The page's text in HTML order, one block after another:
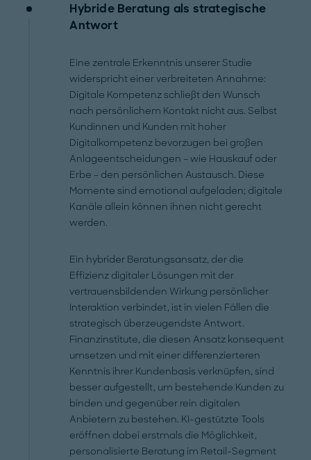
Hybride Beratung als strategische
Antwort
Eine zentrale Erkenntnis unserer Studie
widerspricht einer verbreiteten Annahme:
Digitale Kompetenz schließt den Wunsch
nach persönlichem Kontakt nicht aus. Selbst
Kundinnen und Kunden mit hoher
Digitalkompetenz bevorzugen bei großen
Anlageentscheidungen – wie Hauskauf oder
Erbe – den persönlichen Austausch. Diese
Momente sind emotional aufgeladen; digitale
Kanäle allein können ihnen nicht gerecht
werden.
Ein hybrider Beratungsansatz, der die
Effizienz digitaler Lösungen mit der
vertrauensbildenden Wirkung persönlicher
Interaktion verbindet, ist in vielen Fällen die
strategisch überzeugendste Antwort.
Finanzinstitute, die diesen Ansatz konsequent
umsetzen und mit einer differenzierteren
Kenntnis ihrer Kundenbasis verknüpfen, sind
besser aufgestellt, um bestehende Kunden zu
binden und gegenüber rein digitalen
Anbietern zu bestehen. KI-gestützte Tools
eröffnen dabei erstmals die Möglichkeit,
personalisierte Beratung im Retail-Segment